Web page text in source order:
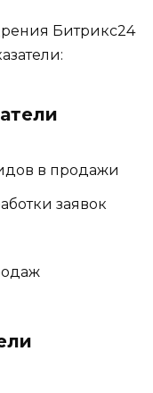
Битрикс24
в продажи
заявок